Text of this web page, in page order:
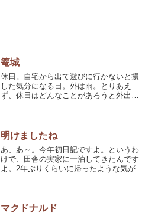
篭城
休日。自宅から出て遊びに行かないと損
した気分になる日。外は雨。とりあえ
ず、休日はどんなことがあろうと外出す
うものには困らなかったんだ...
明けましたね
あ、あ～。今年初日記ですよ。というわ
けで、田舎の実家に一泊してきたんです
よ。2年ぶりくらいに帰ったような気がす
らずキテる親だ...
マクドナルド